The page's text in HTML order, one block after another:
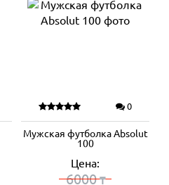
0
Мужская футболка Absolut
100
Цена:
6000₸